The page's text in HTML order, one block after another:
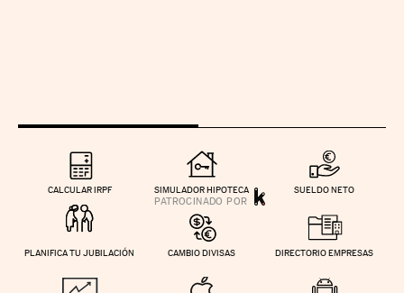
CALCULAR IRPF SIMULADOR HIPOTECA SUELDO NETO
PLANIFICA TU JUBILACIÓN CAMBIO DIVISAS DIRECTORIO EMPRESAS